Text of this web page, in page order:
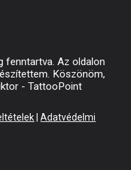
Az oldalon
Köszönöm,
- TattooPoint
|Adatvédelmi